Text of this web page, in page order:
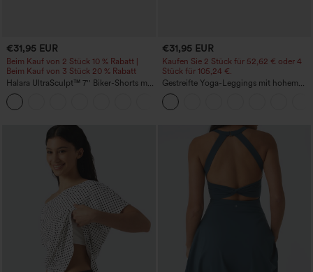
€31,95 EUR
Beim Kauf von 2 Stück 10 % Rabatt |
Beim Kauf von 3 Stück 20 % Rabatt
Halara UltraSculpt™ 7'' Biker-Shorts mit
hohem Bund, Bauchkontrolle und
Seitentasche, formgebend fürs Training
€31,95 EUR
Kaufen Sie 2 Stück für 52,62 € oder 4
Stück für 105,24 €.
Gestreifte Yoga-Leggings mit hohem
Bund, Kordelzug und Taschen.